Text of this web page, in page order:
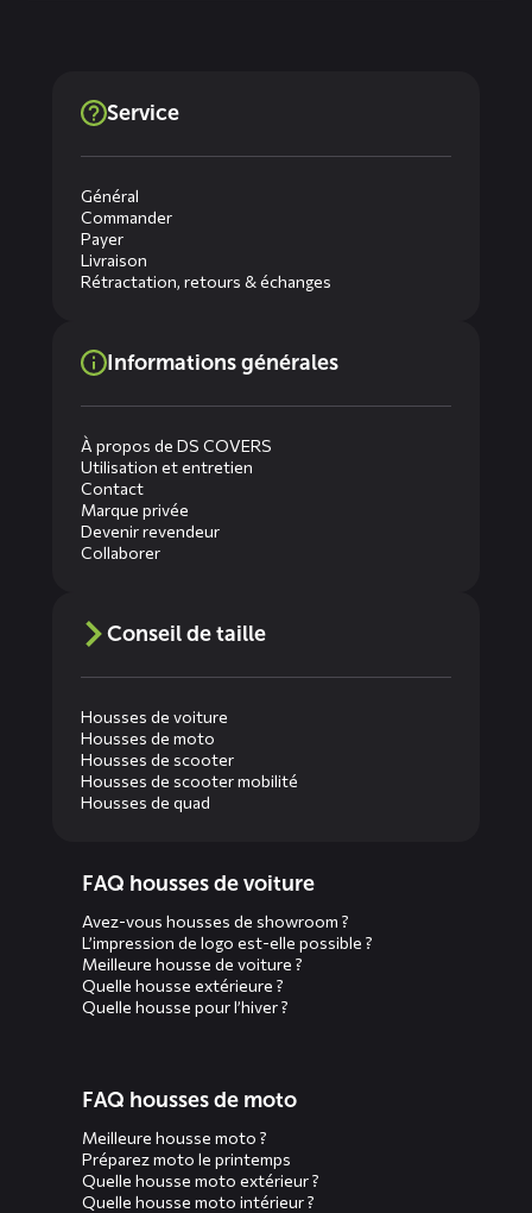
Service
Général
Commander
Payer
Livraison
Rétractation, retours & échanges
Informations générales
À propos de DS COVERS
Utilisation et entretien
Contact
Marque privée
Devenir revendeur
Collaborer
Conseil de taille
Housses de voiture
Housses de moto
Housses de scooter
Housses de scooter mobilité
Housses de quad
menusFAQ housses de voiture
Avez-vous housses de showroom ?
L’impression de logo est-elle possible ?
Meilleure housse de voiture ?
Quelle housse extérieure ?
Quelle housse pour l’hiver ?
FAQ housses de moto
Meilleure housse moto ?
Préparez moto le printemps
Quelle housse moto extérieur ?
Quelle housse moto intérieur ?